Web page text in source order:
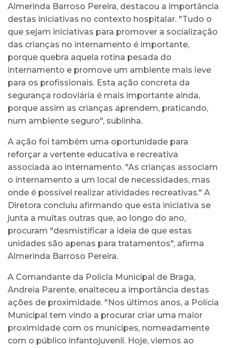
Almerinda Barroso Pereira, destacou a importância
destas iniciativas no contexto hospitalar. "Tudo o
que sejam iniciativas para promover a socialização
das crianças no internamento é importante,
porque quebra aquela rotina pesada do
internamento e promove um ambiente mais leve
para os profissionais. Esta ação concreta da
segurança rodoviária é mais importante ainda,
porque assim as crianças aprendem, praticando,
num ambiente seguro", sublinha.
A ação foi também uma oportunidade para
reforçar a vertente educativa e recreativa
associada ao internamento. "As crianças associam
o internamento a um local de necessidades, mas
onde é possível realizar atividades recreativas." A
Diretora concluiu afirmando que esta iniciativa se
junta a muitas outras que, ao longo do ano,
procuram "desmistificar a ideia de que estas
unidades são apenas para tratamentos", afirma
Almerinda Barroso Pereira.
A Comandante da Polícia Municipal de Braga,
Andreia Parente, enalteceu a importância destas
ações de proximidade. "Nos últimos anos, a Polícia
Municipal tem vindo a procurar criar uma maior
proximidade com os munícipes, nomeadamente
com o público infantojuvenil. Hoje, viemos ao